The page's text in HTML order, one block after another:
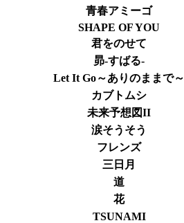
青春アミーゴ
SHAPE OF YOU
君をのせて
昴-すばる-
Let It Go～ありのままで～
カブトムシ
未来予想図II
涙そうそう
フレンズ
三日月
道
花
TSUNAMI